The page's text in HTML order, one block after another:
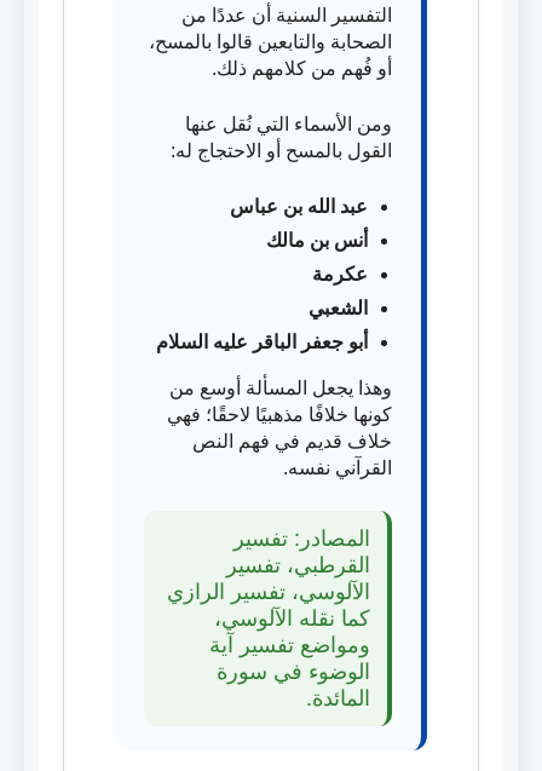
التفسير السنية أن عددًا من
الصحابة والتابعين قالوا بالمسح،
أو فُهم من كلامهم ذلك.
ومن الأسماء التي نُقل عنها
القول بالمسح أو الاحتجاج له:
عبد الله بن عباس
أنس بن مالك
عكرمة
الشعبي
أبو جعفر الباقر عليه السلام
وهذا يجعل المسألة أوسع من
كونها خلافًا مذهبيًا لاحقًا؛ فهي
خلاف قديم في فهم النص
القرآني نفسه.
المصادر: تفسير
القرطبي، تفسير
الآلوسي، تفسير الرازي
كما نقله الآلوسي،
ومواضع تفسير آية
الوضوء في سورة
المائدة.